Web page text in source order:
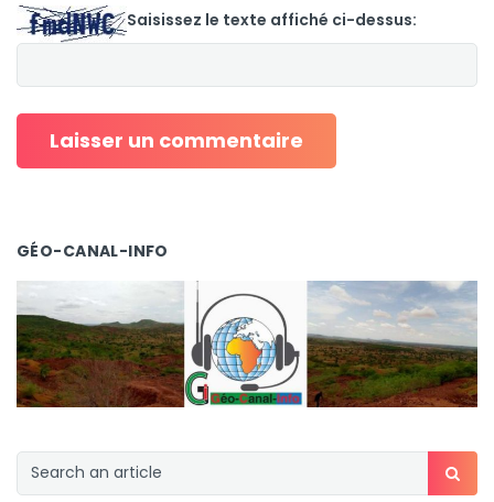
Saisissez le texte affiché ci-dessus:
GÉO-CANAL-INFO